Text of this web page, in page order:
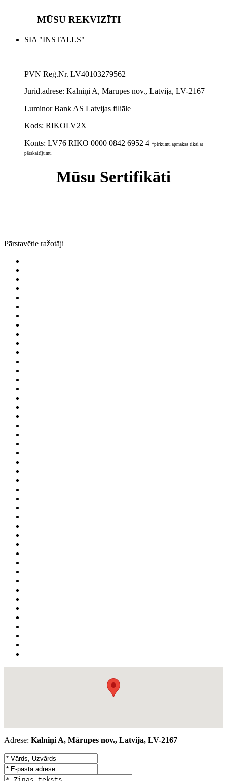
MŪSU REKVIZĪTI
SIA "INSTALLS"
PVN Reģ.Nr. LV40103279562
Jurid.adrese: Kalniņi A, Mārupes nov., Latvija, LV-2167
Luminor Bank AS Latvijas filiāle
Kods: RIKOLV2X
Konts: LV76 RIKO 0000 0842 6952 4 *pirkumu apmaksa tikai ar
pārskaitījumu
Mūsu Sertifikāti
Pārstavētie ražotāji
Adrese: Kalniņi A, Mārupes nov., Latvija, LV-2167